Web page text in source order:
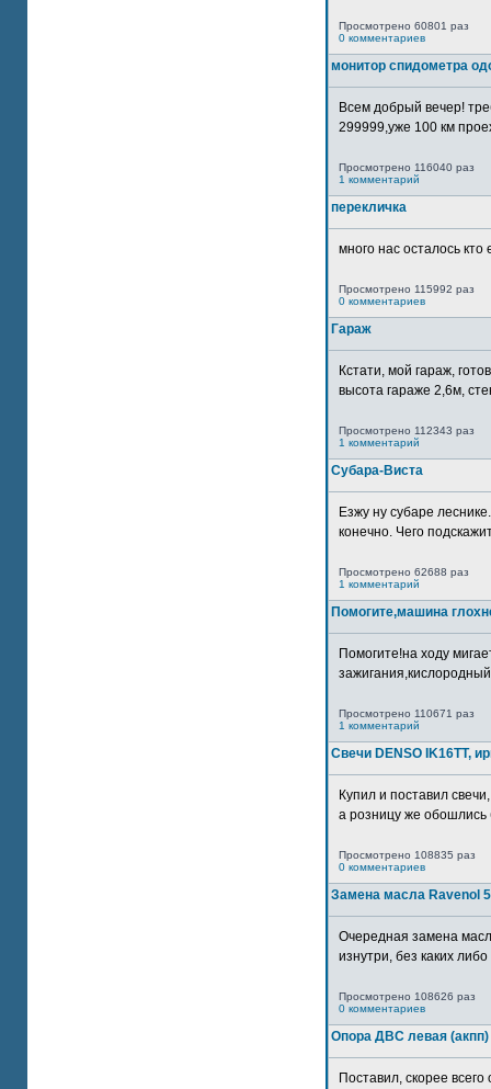
Просмотрено 60801 раз
0 комментариев
монитор спидометра
Всем добрый вечер!
299999,уже 100 км
Просмотрено 116040 раз
1 комментарий
перекличка
много нас осталось
Просмотрено 115992 раз
0 комментариев
Гараж
Кстати, мой гараж,
высота гараже 2,6м,
Просмотрено 112343 раз
1 комментарий
Субара-Виста
Езжу ну субаре
конечно. Чего
Просмотрено 62688 раз
1 комментарий
Помогите,машина
Помогите!на ходу
Просмотрено 110671 раз
1 комментарий
Свечи DENSO IK16TT,
Купил и поставил
а розницу же обошлись
Просмотрено 108835 раз
0 комментариев
Замена масла Ravenol
Очередная замена
изнутри, без каких
Просмотрено 108626 раз
0 комментариев
Опора ДВС левая (акпп)
Поставил, скорее